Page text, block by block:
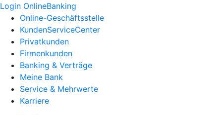
Login OnlineBanking
Online-Geschäftsstelle
KundenServiceCenter
Privatkunden
Firmenkunden
Banking & Verträge
Meine Bank
Service & Mehrwerte
Karriere